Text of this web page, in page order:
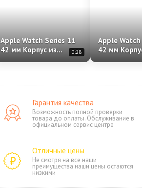
Apple Watch Series 11
42 мм Корпус из
алюминия «Rose Gold»
0:28
Apple
42 мм
алюминия
Гарантия качества
Возможность полной проверки
товара до оплаты. Обслуживание в
официальном сервис центре
Отличные цены
Не смотря на все наши
преимущества наши цены остаются
низкими